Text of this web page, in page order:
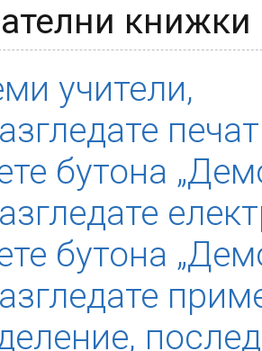
книжки
учители,
бутона
бутона